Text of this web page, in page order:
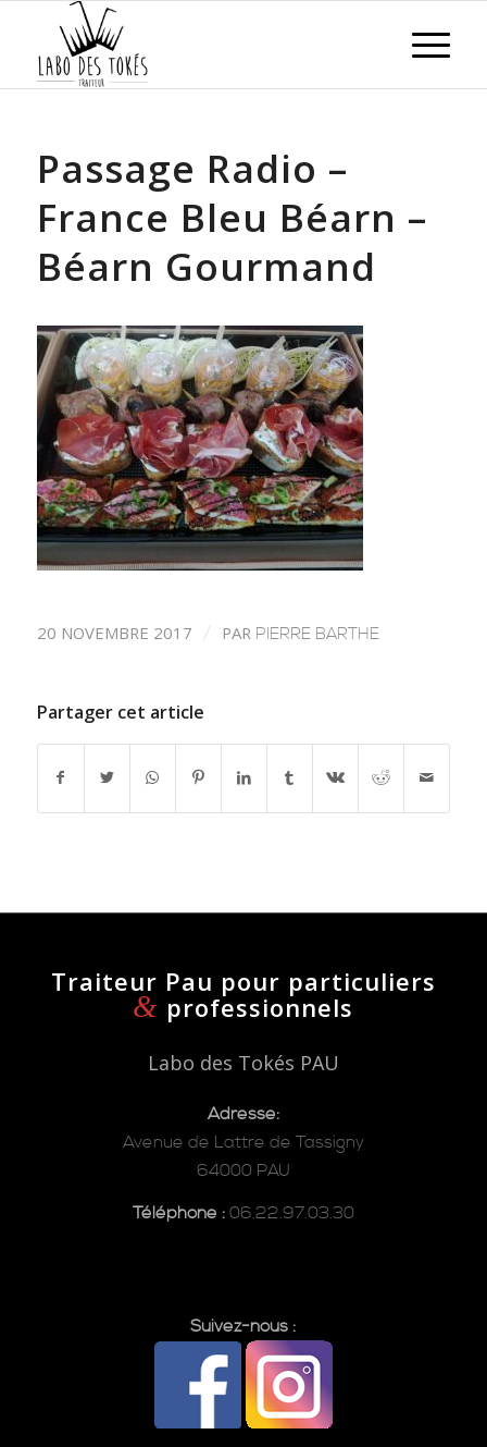
Passage Radio –
France Bleu Béarn –
Béarn Gourmand
20 NOVEMBRE 2017 / PAR PIERRE BARTHE
Partager cet article
Traiteur Pau pour particuliers
& professionnels
Labo des Tokés PAU
Adresse:
Avenue de Lattre de Tassigny
64000 PAU
Téléphone :06.22.97.03.30
Suivez-nous :